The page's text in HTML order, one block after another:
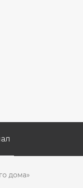
дома»